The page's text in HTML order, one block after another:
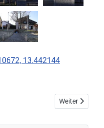
13.442144
am Inn Nächster
Weiter